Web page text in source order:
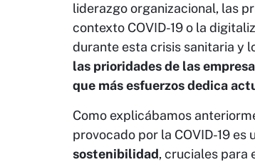
liderazgo organizacional, las
contexto COVID-19 o la
durante esta crisis sanitaria y
las prioridades de las
que más esfuerzos dedica
Como explicábamos
provocado por la COVID-19 es
sostenibilidad, cruciales para